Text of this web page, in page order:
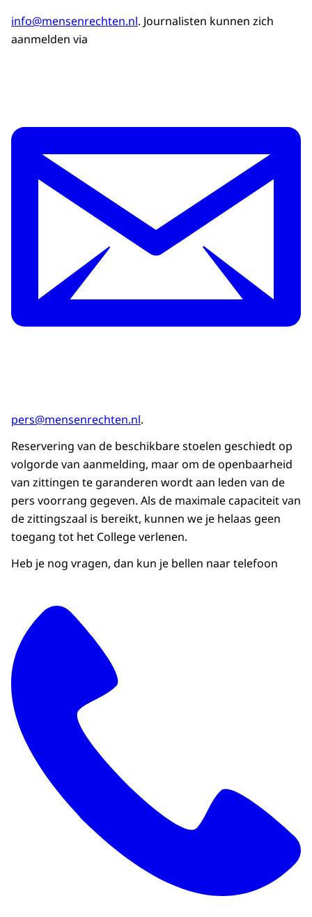
info@mensenrechten.nl. Journalisten kunnen zich
aanmelden via
pers@mensenrechten.nl.
Reservering van de beschikbare stoelen geschiedt op
volgorde van aanmelding, maar om de openbaarheid
van zittingen te garanderen wordt aan leden van de
pers voorrang gegeven. Als de maximale capaciteit van
de zittingszaal is bereikt, kunnen we je helaas geen
toegang tot het College verlenen.
Heb je nog vragen, dan kun je bellen naar telefoon